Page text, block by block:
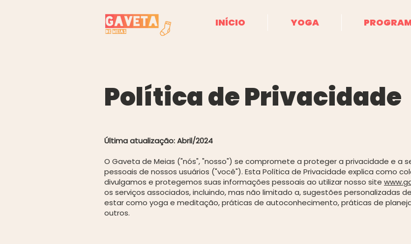
INÍCIO YOGA
Política de Privacidade
Última atualização: Abril/2024
O Gaveta de Meias ("nós", "nosso") se compromete a proteger a privacidade e a
pessoais de nossos usuários ("você"). Esta Política de Privacidade explica como
divulgamos e protegemos suas informações pessoais ao utilizar nosso site
os serviços associados, incluindo, mas não limitado a, sugestões personalizadas
estar como yoga e meditação, práticas de autoconhecimento, práticas de
outros.